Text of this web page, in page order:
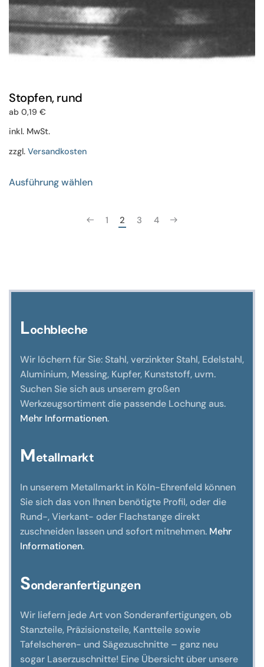
Stopfen, rund
ab 0,19 €
inkl. MwSt.
zzgl. Versandkosten
Ausführung wählenProdukt
mehrere
Varianten
können
werden
1 2 3 4
Lochbleche
Wir löchern für Sie: Stahl, verzinkter Stahl, Edelstahl,
Aluminium, Messing, Kupfer, Kunststoff, uvm.
Suchen Sie sich aus unserem großen
Werkzeugsortiment die passende Lochung aus.
Mehr Informationen.
Metallmarkt
In unserem Metallmarkt in Köln-Ehrenfeld können
Sie sich das von Ihnen benötigte Profil, oder die
Rund-, Vierkant- oder Flachstange direkt
zuschneiden lassen und sofort mitnehmen. Mehr
Informationen.
Sonderanfertigungen
Wir liefern jede Art von Sonderanfertigungen, ob
Stanzteile, Präzisionsteile, Kantteile sowie
Tafelscheren- und Sägezuschnitte – ganz neu
sogar Laserzuschnitte! Eine Übersicht über unsere